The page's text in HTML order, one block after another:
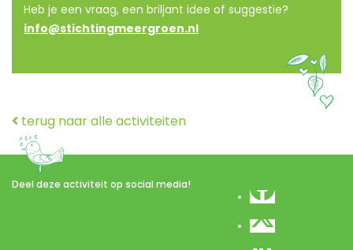
Heb je een vraag, een briljant idee of suggestie?
info@stichtingmeergroen.nl
terug naar alle activiteiten
Deel deze activiteit op social media!